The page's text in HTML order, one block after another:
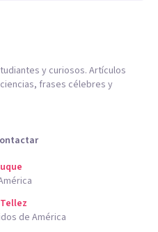
y curiosos. Artículos
frases célebres y
de América